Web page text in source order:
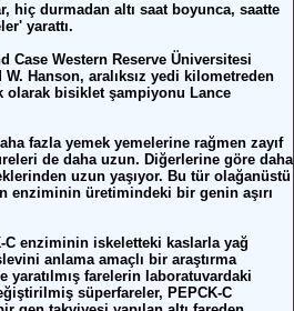
hiç durmadan altı saat boyunca, saatte
yarattı.
Case Western Reserve Üniversitesi
Hanson, aralıksız yedi kilometreden
olarak bisiklet şampiyonu Lance
fazla yemek yemelerine rağmen zayıf
de daha uzun. Diğerlerine göre daha
uzun yaşıyor. Bu tür olağanüstü
enziminin üretimindeki bir genin aşırı
C enziminin iskeletteki kaslarla yağ
anlama amaçlı bir araştırma
yaratılmış farelerin laboratuvardaki
süperfareler, PEPCK-C